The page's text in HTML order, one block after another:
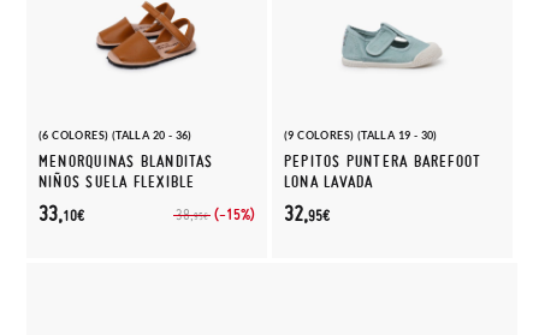
(6 COLORES) (TALLA 20 - 36)
MENORQUINAS BLANDITAS
NIÑOS SUELA FLEXIBLE
38,95€ (-15%)
33,10€
(9 COLORES) (TALLA 19 - 30)
PEPITOS PUNTERA BAREFOOT
LONA LAVADA
32,95€